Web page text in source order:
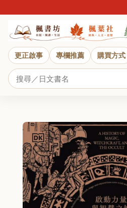
更正啟事 專欄推薦 購買方式